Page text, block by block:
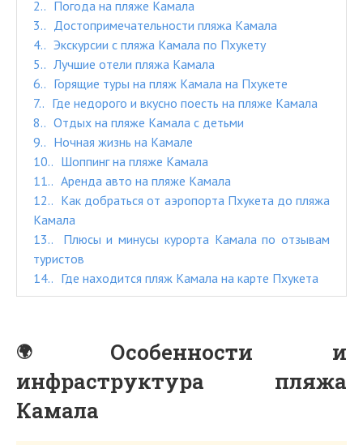
2.
Погода на пляже Камала
3.
Достопримечательности пляжа Камала
4.
Экскурсии с пляжа Камала по Пхукету
5.
Лучшие отели пляжа Камала
6.
Горящие туры на пляж Камала на Пхукете
7.
Где недорого и вкусно поесть на пляже Камала
8.
Отдых на пляже Камала с детьми
9.
Ночная жизнь на Камале
10.
Шоппинг на пляже Камала
11.
Аренда авто на пляже Камала
12.
Как добраться от аэропорта Пхукета до пляжа
Камала
13.
Плюсы и минусы курорта Камала по отзывам
туристов
14.
Где находится пляж Камала на карте Пхукета
Особенности и
инфраструктура пляжа
Камала